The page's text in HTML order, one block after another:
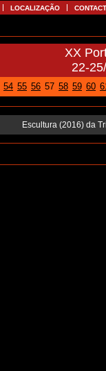
LOCALIZAÇÃO
XX
22-
54 55 56 57 58 59 60
Escultura (2016) da